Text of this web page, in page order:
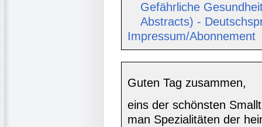
Gefährliche
Abstracts) -
Impressum/Abonnement
Guten Tag zusammen,
eins der schönsten
man Spezialitäten der